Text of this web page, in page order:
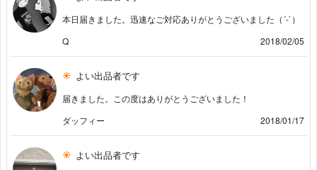
本日届きました。迅速なご対応ありがとうございました（´-`）
Q
2018/02/05
よい出品者です
届きました。この度はありがとうございました！
ダッフィー
2018/01/17
よい出品者です